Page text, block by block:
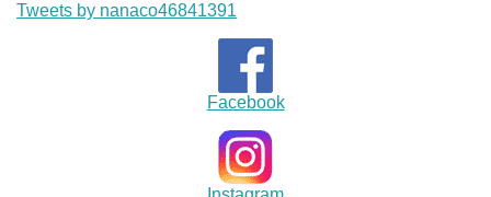
Tweets by nanaco46841391
Facebook